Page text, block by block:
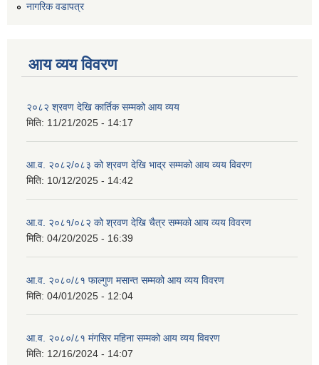
नागरिक वडापत्र
आय व्यय विवरण
२०८२ श्रवण देखि कार्तिक सम्मको आय व्यय
मिति: 11/21/2025 - 14:17
आ.व. २०८२/०८३ को श्रवण देखि भाद्र सम्मको आय व्यय विवरण
मिति: 10/12/2025 - 14:42
आ.व. २०८१/०८२ को श्रवण देखि चैत्र सम्मको आय व्यय विवरण
मिति: 04/20/2025 - 16:39
आ.व. २०८०/८१ फाल्गुण मसान्त सम्मको आय व्यय विवरण
मिति: 04/01/2025 - 12:04
आ.व. २०८०/८१ मंगसिर महिना सम्मको आय व्यय विवरण
मिति: 12/16/2024 - 14:07